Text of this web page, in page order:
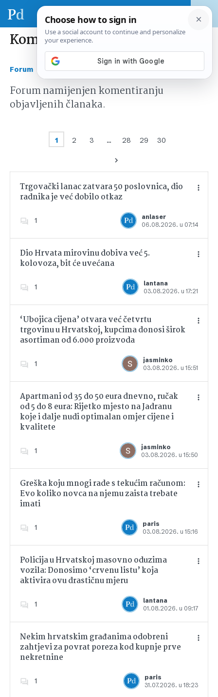
Komentari članaka
Forum Komentari članaka
Forum namijenjen komentiranju
objavljenih članaka.
1 2 3 … 28 29 30
Trgovački lanac zatvara 50 poslovnica, dio
radnika je već dobilo otkaz
1
anlaser
06.08.2026. u 07:14
Dodajte u favorite
Dio Hrvata mirovinu dobiva već 5.
kolovoza, bit će uvećana
1
lantana
03.08.2026. u 17:21
Dodajte u favorite
‘Ubojica cijena’ otvara već četvrtu
trgovinu u Hrvatskoj, kupcima donosi širok
asortiman od 6.000 proizvoda
1
jasminko
03.08.2026. u 15:51
Apartmani od 35 do 50 eura dnevno, ručak
od 5 do 8 eura: Rijetko mjesto na Jadranu
koje i dalje nudi optimalan omjer cijene i
kvalitete
1
jasminko
03.08.2026. u 15:50
Greška koju mnogi rade s tekućim računom:
Evo koliko novca na njemu zaista trebate
imati
1
paris
03.08.2026. u 15:16
Policija u Hrvatskoj masovno oduzima
vozila: Donosimo ‘crvenu listu’ koja
aktivira ovu drastičnu mjeru
1
lantana
01.08.2026. u 09:17
Nekim hrvatskim građanima odobreni
zahtjevi za povrat poreza kod kupnje prve
nekretnine
1
paris
31.07.2026. u 18:23